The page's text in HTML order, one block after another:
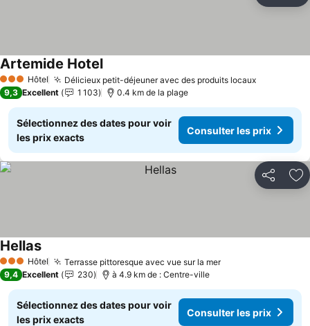
3 ÉtoilesHôtel Délicieux petit-déjeuner avec des produits locauxConsulter
Artemide HotelConsulter les prix
9,3 Excellent 1 103 0.4 km de la plage
Sélectionnez des dates pour voir
les prix exacts
Consulter les prix
Partager
3 ÉtoilesHôtel Terrasse pittoresque avec vue sur la merConsulter les
HellasConsulter les prix
9,4 Excellent 230 à 4.9 km de : Centre-ville
Sélectionnez des dates pour voir
les prix exacts
Consulter les prix